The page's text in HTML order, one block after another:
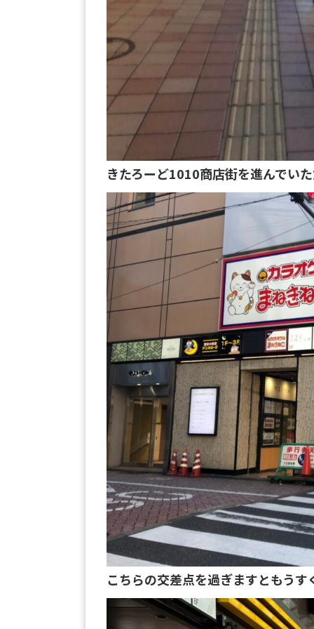
きたろーど1010商店街を進んでい
こちらの交差点を過ぎますともうす